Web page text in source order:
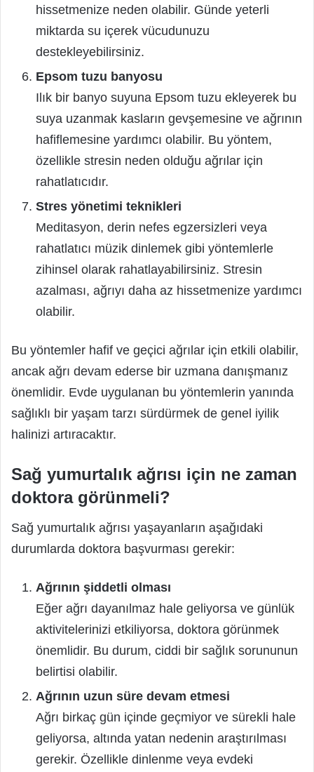
hissetmenize neden olabilir. Günde yeterli
miktarda su içerek vücudunuzu
destekleyebilirsiniz.
Epsom tuzu banyosu
Ilık bir banyo suyuna Epsom tuzu ekleyerek bu
suya uzanmak kasların gevşemesine ve ağrının
hafiflemesine yardımcı olabilir. Bu yöntem,
özellikle stresin neden olduğu ağrılar için
rahatlatıcıdır.
Stres yönetimi teknikleri
Meditasyon, derin nefes egzersizleri veya
rahatlatıcı müzik dinlemek gibi yöntemlerle
zihinsel olarak rahatlayabilirsiniz. Stresin
azalması, ağrıyı daha az hissetmenize yardımcı
olabilir.
Bu yöntemler hafif ve geçici ağrılar için etkili olabilir,
ancak ağrı devam ederse bir uzmana danışmanız
önemlidir. Evde uygulanan bu yöntemlerin yanında
sağlıklı bir yaşam tarzı sürdürmek de genel iyilik
halinizi artıracaktır.
Sağ yumurtalık ağrısı için ne zaman
doktora görünmeli?
Sağ yumurtalık ağrısı yaşayanların aşağıdaki
durumlarda doktora başvurması gerekir:
Ağrının şiddetli olması
Eğer ağrı dayanılmaz hale geliyorsa ve günlük
aktivitelerinizi etkiliyorsa, doktora görünmek
önemlidir. Bu durum, ciddi bir sağlık sorununun
belirtisi olabilir.
Ağrının uzun süre devam etmesi
Ağrı birkaç gün içinde geçmiyor ve sürekli hale
geliyorsa, altında yatan nedenin araştırılması
gerekir. Özellikle dinlenme veya evdeki